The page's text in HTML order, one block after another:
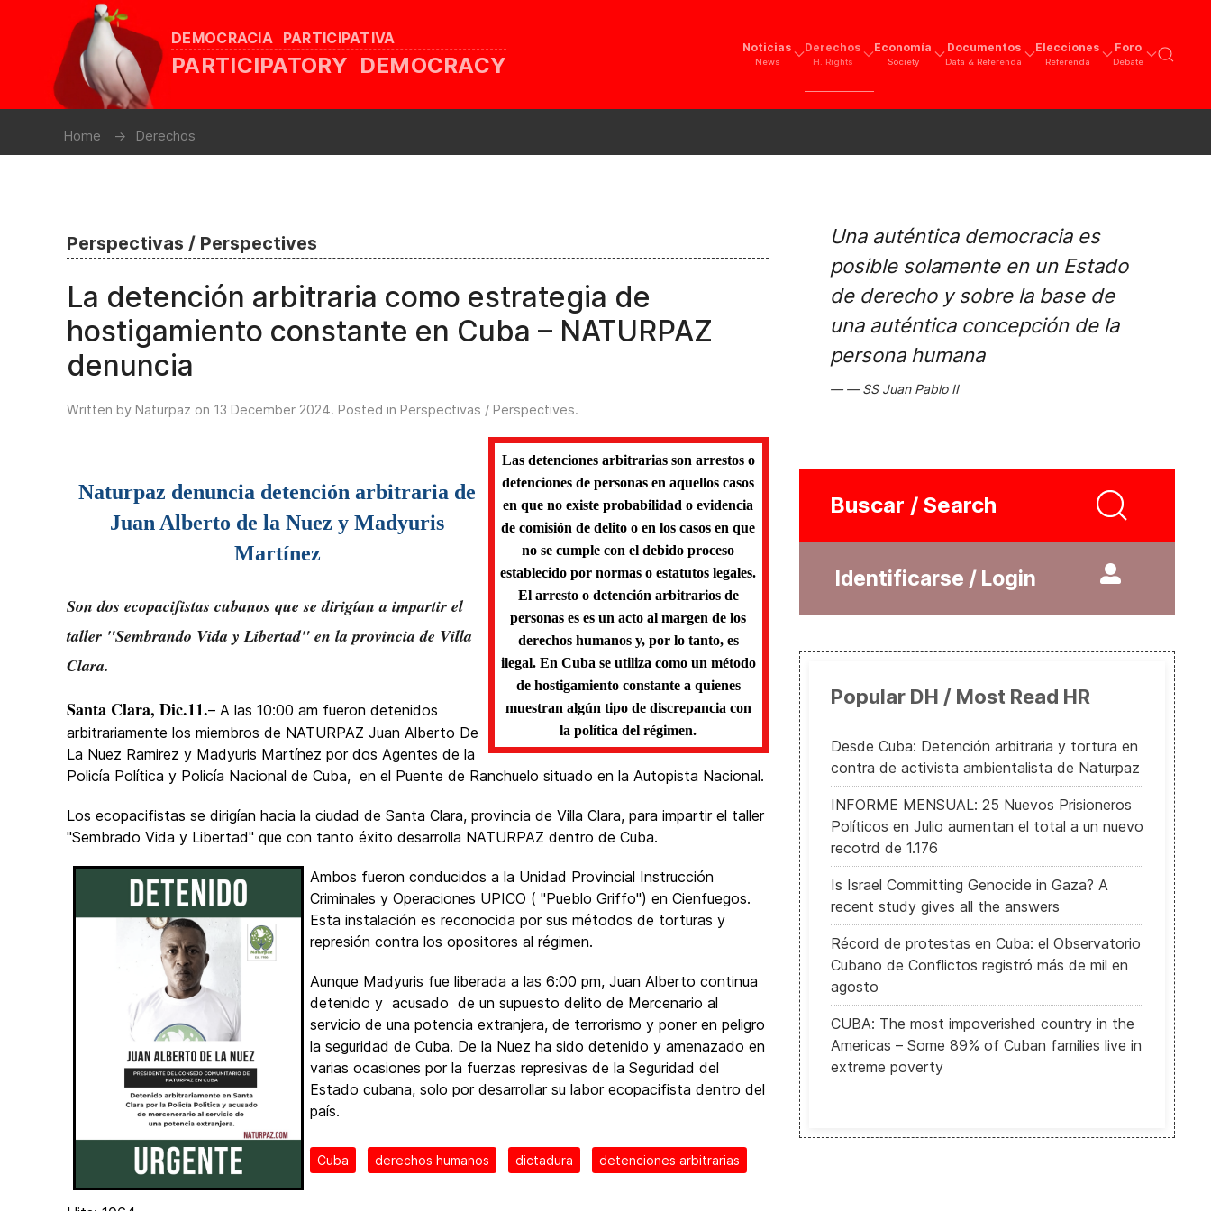
DEMOCRACIA PARTICIPATIVA
PARTICIPATORY DEMOCRACY
Noticias
News
Derechos
H. Rights
Economía
Society
Documentos
Data & Referenda
Elecciones
Referenda
Foro
Debate
Home Derechos
Perspectivas / Perspectives
La detención arbitraria como estrategia de
hostigamiento constante en Cuba – NATURPAZ
denuncia
Written by Naturpaz on 13 December 2024. Posted in Perspectivas / Perspectives.
Las detenciones arbitrarias son arrestos o
detenciones de personas en aquellos casos
en que no existe probabilidad o evidencia
de comisión de delito o en los casos en que
no se cumple con el debido proceso
establecido por normas o estatutos legales.
El arresto o detención arbitrarios de
personas es es un acto al margen de los
derechos humanos y, por lo tanto, es
ilegal. En Cuba se utiliza como un método
de hostigamiento constante a quienes
muestran algún tipo de discrepancia con
la política del régimen.
Naturpaz denuncia detención arbitraria de
Juan Alberto de la Nuez y Madyuris
Martínez
Son dos ecopacifistas cubanos que se dirigían a impartir el
taller "Sembrando Vida y Libertad" en la provincia de Villa
Clara.
Santa Clara, Dic.11.– A las 10:00 am fueron detenidos
arbitrariamente los miembros de NATURPAZ Juan Alberto De
La Nuez Ramirez y Madyuris Martínez por dos Agentes de la
Policía Política y Policía Nacional de Cuba, en el Puente de Ranchuelo situado en la Autopista Nacional.
Los ecopacifistas se dirigían hacia la ciudad de Santa Clara, provincia de Villa Clara, para impartir el taller
"Sembrado Vida y Libertad" que con tanto éxito desarrolla NATURPAZ dentro de Cuba.
Ambos fueron conducidos a la Unidad Provincial Instrucción
Criminales y Operaciones UPICO ( "Pueblo Griffo") en Cienfuegos.
Esta instalación es reconocida por sus métodos de torturas y
represión contra los opositores al régimen.
Aunque Madyuris fue liberada a las 6:00 pm, Juan Alberto continua
detenido y acusado de un supuesto delito de Mercenario al
servicio de una potencia extranjera, de terrorismo y poner en peligro
la seguridad de Cuba. De la Nuez ha sido detenido y amenazado en
varias ocasiones por la fuerzas represivas de la Seguridad del
Estado cubana, solo por desarrollar su labor ecopacifista dentro del
país.
Cuba derechos humanos dictadura detenciones arbitrarias
Una auténtica democracia es
posible solamente en un Estado
de derecho y sobre la base de
una auténtica concepción de la
persona humana
SS Juan Pablo II
Buscar / Search
Identificarse / Login
Popular DH / Most Read HR
Desde Cuba: Detención arbitraria y tortura en
contra de activista ambientalista de Naturpaz
INFORME MENSUAL: 25 Nuevos Prisioneros
Políticos en Julio aumentan el total a un nuevo
recotrd de 1.176
Is Israel Committing Genocide in Gaza? A
recent study gives all the answers
Récord de protestas en Cuba: el Observatorio
Cubano de Conflictos registró más de mil en
agosto
CUBA: The most impoverished country in the
Americas – Some 89% of Cuban families live in
extreme poverty